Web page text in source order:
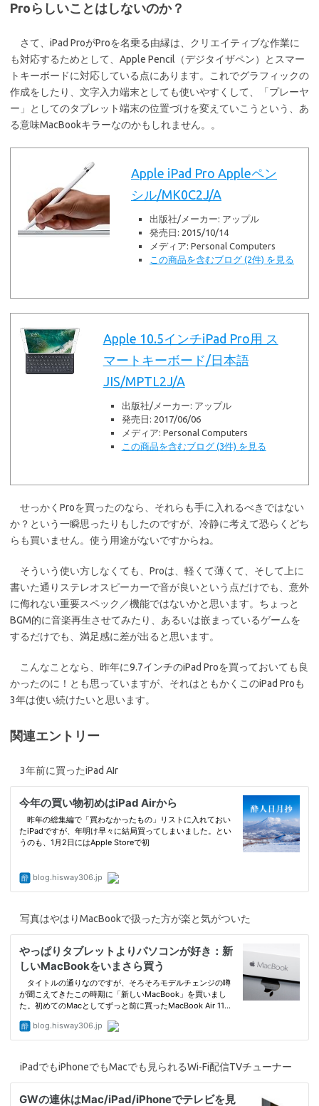
Proらしいことはしないのか？
さて、iPad ProがProを名乗る由縁は、クリエイティブな作業に
も対応するためとして、Apple Pencil（デジタイザペン）とスマー
トキーボードに対応している点にあります。これでグラフィックの
作成をしたり、文字入力端末としても使いやすくして、「プレーヤ
ー」としてのタブレット端末の位置づけを変えていこうという、あ
る意味MacBookキラーなのかもしれません。。
Apple iPad Pro Appleペン
シル/MK0C2J/A
出版社/メーカー: アップル
発売日: 2015/10/14
メディア: Personal Computers
この商品を含むブログ (2件) を見る
Apple 10.5インチiPad Pro用 ス
マートキーボード/日本語
JIS/MPTL2J/A
出版社/メーカー: アップル
発売日: 2017/06/06
メディア: Personal Computers
この商品を含むブログ (3件) を見る
せっかくProを買ったのなら、それらも手に入れるべきではない
か？という一瞬思ったりもしたのですが、冷静に考えて恐らくどち
らも買いません。使う用途がないですからね。
そういう使い方しなくても、Proは、軽くて薄くて、そして上に
書いた通りステレオスピーカーで音が良いという点だけでも、意外
に侮れない重要スペック／機能ではないかと思います。ちょっと
BGM的に音楽再生させてみたり、あるいは嵌まっているゲームを
するだけでも、満足感に差が出ると思います。
こんなことなら、昨年に9.7インチのiPad Proを買っておいても良
かったのに！とも思っていますが、それはともかくこのiPad Proも
3年は使い続けたいと思います。
関連エントリー
3年前に買ったiPad AIr
写真はやはりMacBookで扱った方が楽と気がついた
iPadでもiPhoneでもMacでも見られるWi-Fi配信TVチューナー